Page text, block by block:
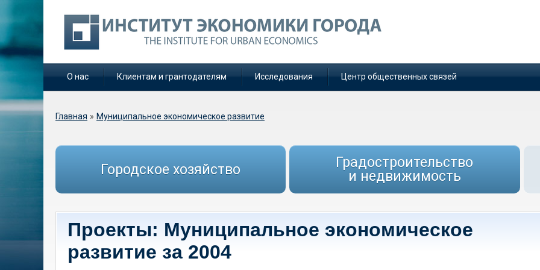
О нас Клиентам и грантодателям Исследования Центр общественных связей
Вы здесь
Главная » Муниципальное экономическое развитие
Городское хозяйство
Градостроительство
и недвижимость
Проекты: Муниципальное экономическое
развитие за 2004